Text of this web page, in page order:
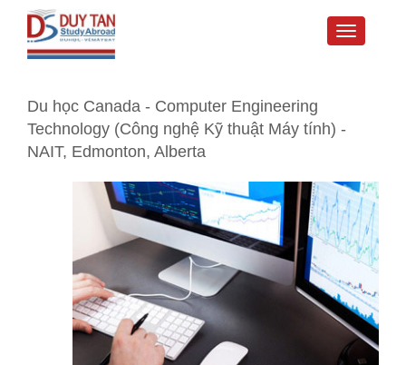
Toggle
Du học Canada - Computer Engineering
Technology (Công nghệ Kỹ thuật Máy tính) -
NAIT, Edmonton, Alberta